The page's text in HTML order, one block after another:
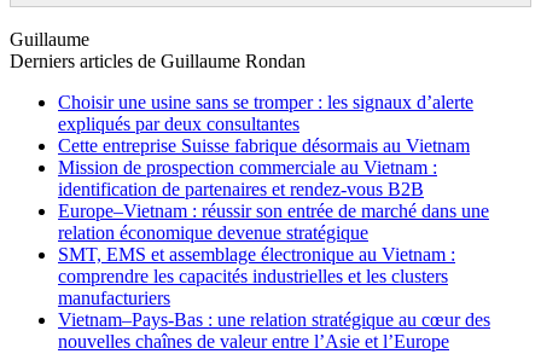
Guillaume
Derniers articles de Guillaume Rondan
Choisir une usine sans se tromper : les signaux d’alerte
expliqués par deux consultantes
Cette entreprise Suisse fabrique désormais au Vietnam
Mission de prospection commerciale au Vietnam :
identification de partenaires et rendez-vous B2B
Europe–Vietnam : réussir son entrée de marché dans une
relation économique devenue stratégique
SMT, EMS et assemblage électronique au Vietnam :
comprendre les capacités industrielles et les clusters
manufacturiers
Vietnam–Pays-Bas : une relation stratégique au cœur des
nouvelles chaînes de valeur entre l’Asie et l’Europe